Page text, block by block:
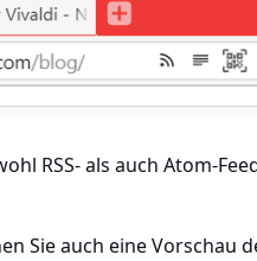
RSS- als auch Atom-
Sie auch eine Vorschau